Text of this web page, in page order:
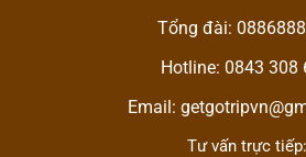
Tổng đài:
Hotline: 0843 308
Email:
Tư vấn trực tiếp: